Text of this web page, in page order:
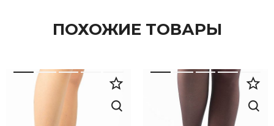
ПОХОЖИЕ ТОВАРЫ